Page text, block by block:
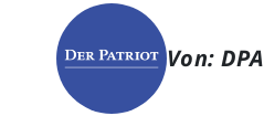
Von: DPA